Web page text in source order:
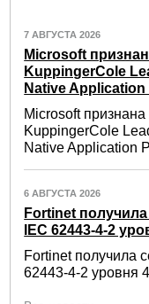
7 АВГУСТА 2026
Microsoft
KuppingerCole
Native
Microsoft
KuppingerCole
Native Application
6 АВГУСТА 2026
Fortinet
IEC 62443-4-2
Fortinet получила
62443-4-2 уровня